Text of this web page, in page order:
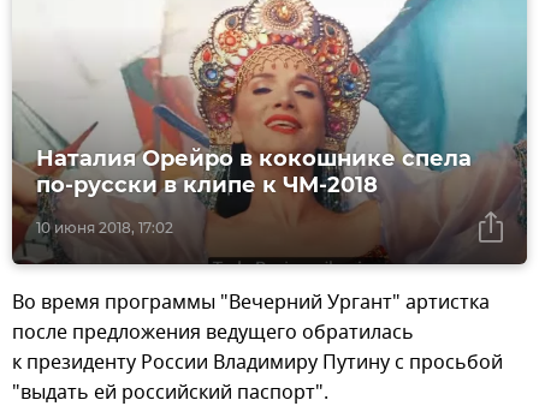
10 июня 2018, 17:02
Наталия Орейро в кокошнике спела
по-русски в клипе к ЧМ-2018
Во время программы "Вечерний Ургант" артистка
после предложения ведущего обратилась
к президенту России Владимиру Путину с просьбой
"выдать ей российский паспорт".